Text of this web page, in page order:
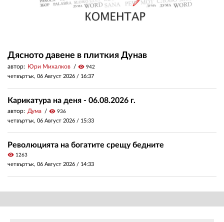
Дясното давене в плиткия Дунав
автор: Юри Михалков visibility 942
четвъртък, 06 Август 2026 / 16:37
Карикатура на деня - 06.08.2026 г.
автор: Дума visibility 936
четвъртък, 06 Август 2026 / 15:33
Революцията на богатите срещу бедните
visibility 1263
четвъртък, 06 Август 2026 / 14:33